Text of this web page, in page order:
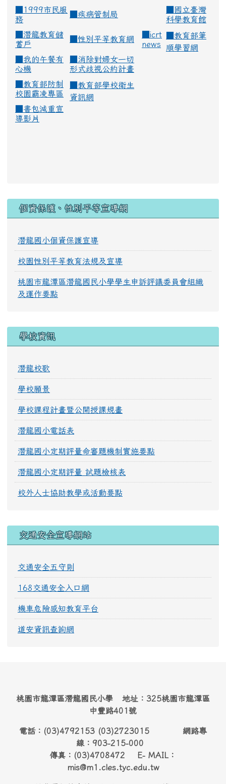
■1999市民服
務
疾病管制局
國立臺灣
科學教育館
潛龍教育儲
蓄戶
性別平等教育網
icrt
news
教育部筆
順學習網
我的午餐有
心機
消除對婦女一切
形式歧視公約計畫
教育部防制
校園霸凌專區
教育部學校衛生
資訊網
書包減重宣
導影片
個資保護、性別平等宣導網
潛龍國小個資保護宣導
校園性別平等教育法規及宣導
桃園市龍潭區潛龍國民小學學生申訴評議委員會組織
及運作要點
學校資訊
潛龍校歌
學校願景
學校課程計畫暨公開授課規畫
潛龍國小電話表
潛龍國小定期評量命審題機制實施要點
潛龍國小定期評量 試題檢核表
校外人士協助教學或活動要點
交通安全宣導網站
交通安全五守則
168交通安全入口網
機車危險感知教育平台
道安資訊查詢網
桃園市龍潭區潛龍國民小學 地址：325桃園市龍潭區
中豐路401號
電話：(03)4792153 (03)2723015 網路專
線：903-215-000
傳真：(03)4708472 E- MAIL：
mis@m1.cles.tyc.edu.tw